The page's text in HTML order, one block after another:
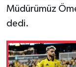
Müdürümüz
dedi.